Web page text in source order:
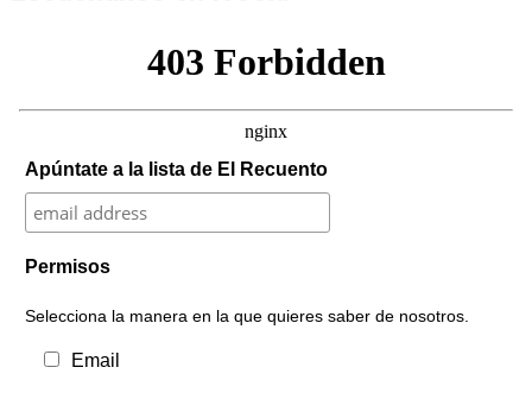
Apúntate a la lista de El Recuento
Permisos
Selecciona la manera en la que quieres saber de nosotros.
Email